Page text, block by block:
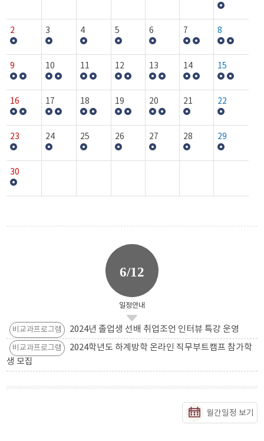
2 3 4 5 6 7 8
9 10 11 12 13 14 15
16 17 18 19 20 21 22
23 24 25 26 27 28 29
30
6/12
일정안내
비교과프로그램 2024년 졸업생 선배 취업조언 인터뷰 특강 운영
비교과프로그램
2024학년도 하계방학 온라인 직무부트캠프 참가학
생 모집
월간일정 보기